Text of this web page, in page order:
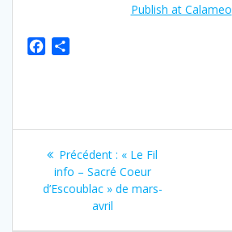
Publish at Calameo
o
o
g
e
r
Navigation
de
l’article
Précédent : Article
précédent
:
« Le Fil
info – Sacré Coeur
d’Escoublac » de mars-
avril